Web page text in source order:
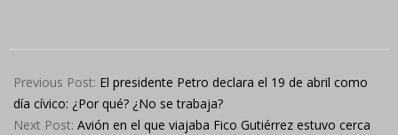
04-
18
Previous Post: El presidente Petro declara el 19 de abril como
día cívico: ¿Por qué? ¿No se trabaja?
Next Post: Avión en el que viajaba Fico Gutiérrez estuvo cerca